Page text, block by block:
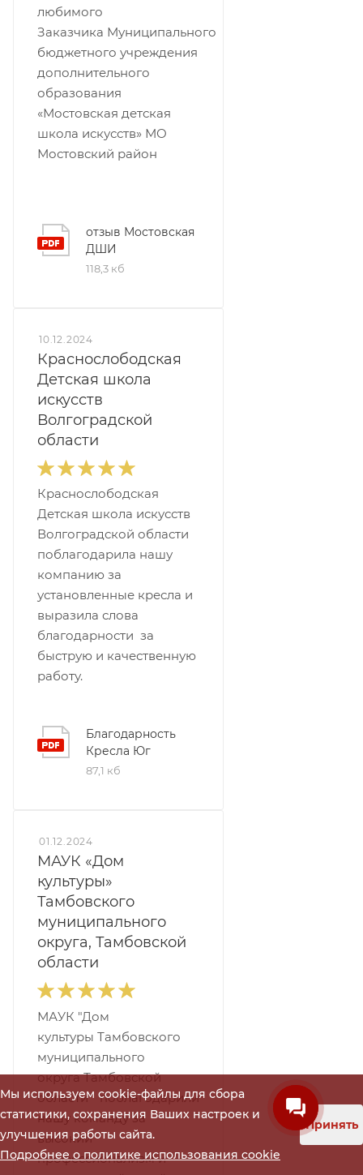
любимого
Заказчика Муниципального
бюджетного учреждения
дополнительного
образования
«Мостовская детская
школа искусств» МО
Мостовский район
отзыв Мостовская
ДШИ
118,3 кб
10.12.2024
Краснослободская
Детская школа
искусств
Волгоградской
области
Краснослободская
Детская школа искусств
Волгоградской области
поблагодарила нашу
компанию за
установленные кресла и
выразила слова
благодарности за
быструю и качественную
работу.
Благодарность
Кресла Юг
87,1 кб
01.12.2024
МАУК «Дом
культуры»
Тамбовского
муниципального
округа, Тамбовской
области
МАУК "Дом
культуры Тамбовского
муниципального
округа Тамбовской
области" поблагодарили
нашу команду за
высокий
профессионализм и
Мы используем cookie-файлы для сбора
статистики, сохранения Ваших настроек и
улучшения работы сайта.
Подробнее о политике использования cookie
Принять